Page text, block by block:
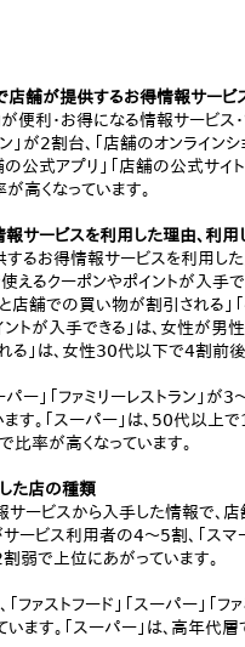
店舗が提供するお得情報サービ
便利・お得になる情報サービス
が2割台、「店舗のオンライン
公式アプリ」「店舗の公式サイ
高くなっています。
サービスを利用した理由、利
るお得情報サービスを利用した
えるクーポンやポイントが入手
と店舗での買い物が割引される
トが入手できる」は、女性が男
」は、女性30代以下で4割前後
ー」「ファミリーレストラン」が
。「スーパー」は、50代以上で
比率が高くなっています。
た店の種類
ービスから入手した情報で、店
サービス利用者の4～5割、「
弱で上位にあがっています。
ファストフード」「スーパー」「
ます。「スーパー」は、高年代